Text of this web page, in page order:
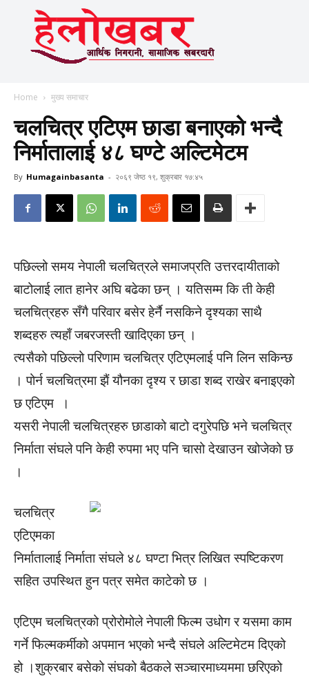
Home मुख्य समाचार
चलचित्र एटिएम छाडा बनाएको भन्दै
निर्मातालाई ४८ घण्टे अल्टिमेटम
By Humagainbasanta - २०६९ जेष्ठ १९, शुक्रबार १७:४५
पछिल्लो समय नेपाली चलचित्रले समाजप्रति उत्तरदायीताको
बाटोलाई लात हानेर अघि बढेका छन् । यतिसम्म कि ती केही
चलचित्रहरु सँगै परिवार बसेर हेर्नै नसकिने दृश्यका साथै
शब्दहरु त्यहाँ जबरजस्ती खादिएका छन् ।
त्यसैको पछिल्लो परिणाम चलचित्र एटिएमलाई पनि लिन सकिन्छ
। पोर्न चलचित्रमा झैं यौनका दृश्य र छाडा शब्द राखेर बनाइएको
छ एटिएम ।
यसरी नेपाली चलचित्रहरु छाडाको बाटो दगुरेपछि भने चलचित्र
निर्माता संघले पनि केही रुपमा भए पनि चासो देखाउन खोजेको छ
।
चलचित्र
एटिएमका
निर्मातालाई निर्माता संघले ४८ घण्टा भित्र लिखित स्पष्टिकरण
सहित उपस्थित हुन पत्र समेत काटेको छ ।
एटिएम चलचित्रको प्रोरोमोले नेपाली फिल्म उधोग र यसमा काम
गर्ने फिल्मकर्मीको अपमान भएको भन्दै संघले अल्टिमेटम दिएको
हो ।शुक्रबार बसेको संघको बैठकले सञ्चारमाध्यममा छरिएको